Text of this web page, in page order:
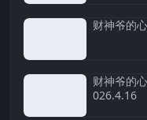
财神爷的
财神爷的
026.4.16